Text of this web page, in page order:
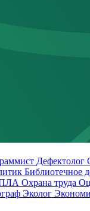
Дефектолог
Библиотечное
Охрана труда
Эколог